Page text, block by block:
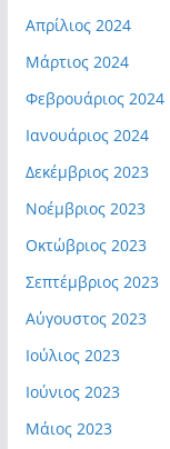
Απρίλιος 2024
Μάρτιος 2024
Φεβρουάριος 2024
Ιανουάριος 2024
Δεκέμβριος 2023
Νοέμβριος 2023
Οκτώβριος 2023
Σεπτέμβριος 2023
Αύγουστος 2023
Ιούλιος 2023
Ιούνιος 2023
Μάιος 2023